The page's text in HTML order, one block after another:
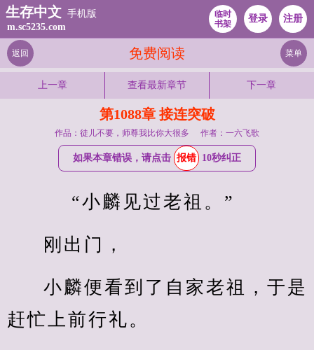
生存中文 手机版
m.sc5235.com
临时
书架
登录 注册
免费阅读
返回 菜单
上一章 查看最新章节 下一章
第1088章 接连突破
作品：徒儿不要，师尊我比你大很多 作者：一六飞歌
如果本章错误，请点击 报错 10秒纠正
    “小麟见过老祖。”
刚出门，
小麟便看到了自家老祖，于是
赶忙上前行礼。